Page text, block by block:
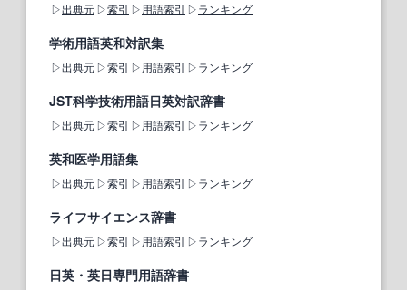
出典元 索引 用語索引 ランキング
学術用語英和対訳集
出典元 索引 用語索引 ランキング
JST科学技術用語日英対訳辞書
出典元 索引 用語索引 ランキング
英和医学用語集
出典元 索引 用語索引 ランキング
ライフサイエンス辞書
出典元 索引 用語索引 ランキング
日英・英日専門用語辞書